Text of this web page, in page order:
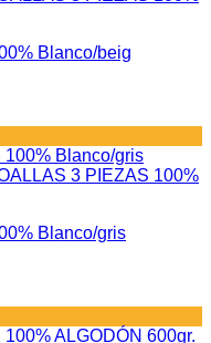
Blanco/beig
Blanco/gris